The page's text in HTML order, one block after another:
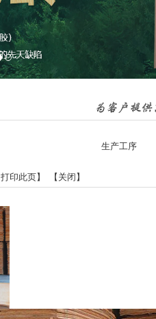
生产工序
打印此页】 【 关闭 】